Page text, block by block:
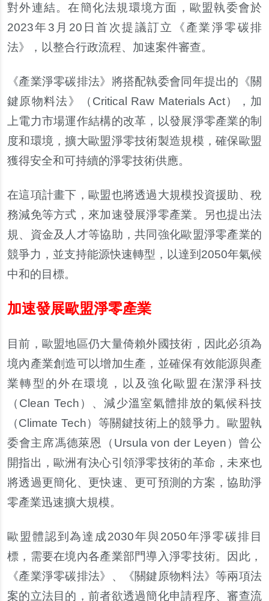
對外連結。在簡化法規環境方面，歐盟執委會於
2023年3月20日首次提議訂立《產業淨零碳排
法》，以整合行政流程、加速案件審查。
《產業淨零碳排法》將搭配執委會同年提出的《關
鍵原物料法》（Critical Raw Materials Act），加
上電力市場運作結構的改革，以發展淨零產業的制
度和環境，擴大歐盟淨零技術製造規模，確保歐盟
獲得安全和可持續的淨零技術供應。
在這項計畫下，歐盟也將透過大規模投資援助、稅
務減免等方式，來加速發展淨零產業。另也提出法
規、資金及人才等協助，共同強化歐盟淨零產業的
競爭力，並支持能源快速轉型，以達到2050年氣候
中和的目標。
加速發展歐盟淨零產業
目前，歐盟地區仍大量倚賴外國技術，因此必須為
境內產業創造可以增加生產，並確保有效能源與產
業轉型的外在環境，以及強化歐盟在潔淨科技
（Clean Tech）、減少溫室氣體排放的氣候科技
（Climate Tech）等關鍵技術上的競爭力。歐盟執
委會主席馮德萊恩（Ursula von der Leyen）曾公
開指出，歐洲有決心引領淨零技術的革命，未來也
將透過更簡化、更快速、更可預測的方案，協助淨
零產業迅速擴大規模。
歐盟體認到為達成2030年與2050年淨零碳排目
標，需要在境內各產業部門導入淨零技術。因此，
《產業淨零碳排法》、《關鍵原物料法》等兩項法
案的立法目的，前者欲透過簡化申請程序、審查流